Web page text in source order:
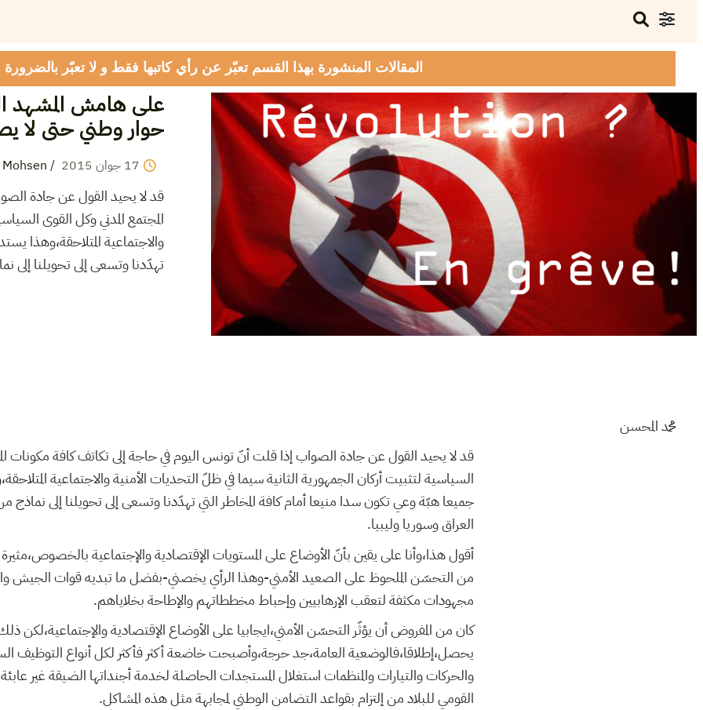
المقالات المنشورة بهذا القسم تعبّر عن رأي كاتبها فقط و لا تعبّر
على هامش المشهد
حوار وطني حتى لا
17 جوان 2015
/
قد لا يحيد القول عن جادة
المجتمع المدني وكل القوى
والاجتماعية المتلاحقة،وهذا
تهدّدنا وتسعى إلى تحويلنا إلى
محمد المحسن
قد لا يحيد القول عن جادة الصواب إذا قلت أنّ تونس اليوم في حاجة إلى تكاتف كافة مكونات
السياسية لتثبيت أركان الجمهورية الثانية سيما في ظلّ التحديات الأمنية والاجتماعية
جميعا هبّة وعي تكون سدا منيعا أمام كافة المخاطر التي تهدّدنا وتسعى إلى تحويلنا إلى نماذج
العراق وسوريا وليبيا.
أقول هذا،وأنا على يقين بأنّ الأوضاع على المستويات الإقتصادية والإجتماعية
من التحسّن الملحوظ على الصعيد الأمني-وهذا الرأي يخصني-بفضل ما تبديه قوات الجيش
مجهودات مكثفة لتعقب الإرهابيين وإحباط مخططاتهم والإطاحة بخلاياهم.
كان من المفروض أن يؤثّر التحسّن الأمني،ايجابيا على الأوضاع الإقتصادية والإجتماعية،لكن
يحصل،إطلاقا،فالوضعية العامة،جد حرجة،وأصبحت خاضعة أكثر فأكثر لكل أنواع التوظيف
والحركات والتيارات والمنظمات استغلال المستجدات الحاصلة لخدمة أجنداتها الضيقة غير
القومي للبلاد من إلتزام بقواعد التضامن الوطني لمجابهة مثل هذه المشاكل.